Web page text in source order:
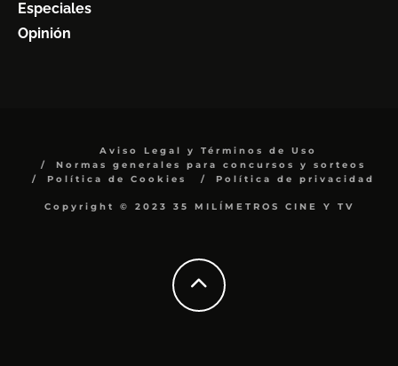
Especiales
Opinión
Aviso Legal y Términos de Uso
Normas generales para concursos y sorteos
Política de Cookies
Política de privacidad
Copyright © 2023 35 MILÍMETROS CINE Y TV